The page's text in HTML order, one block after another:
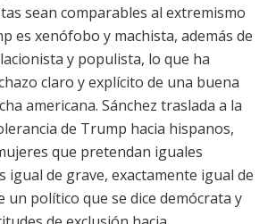
sean comparables al extremismo
es xenófobo y machista, además de
y populista, lo que ha
claro y explícito de una buena
americana. Sánchez traslada a la
de Trump hacia hispanos,
que pretendan iguales
igual de grave, exactamente igual de
un político que se dice demócrata y